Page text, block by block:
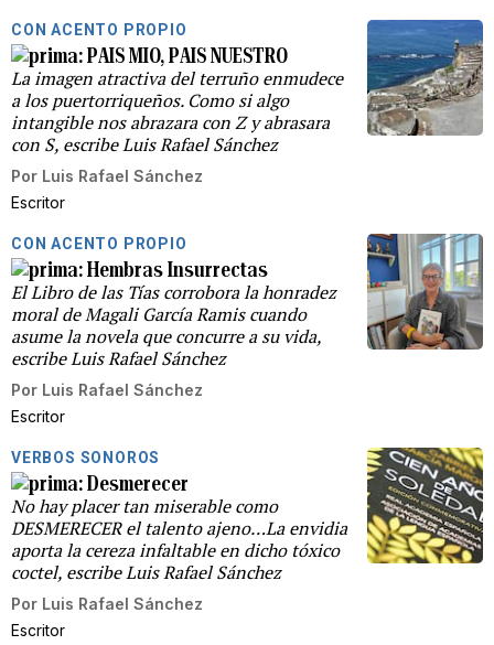
CON ACENTO PROPIO
PAIS MIO, PAIS NUESTRO
La imagen atractiva del terruño enmudece
a los puertorriqueños. Como si algo
intangible nos abrazara con Z y abrasara
con S, escribe Luis Rafael Sánchez
Por Luis Rafael Sánchez
Escritor
CON ACENTO PROPIO
Hembras Insurrectas
El Libro de las Tías corrobora la honradez
moral de Magali García Ramis cuando
asume la novela que concurre a su vida,
escribe Luis Rafael Sánchez
Por Luis Rafael Sánchez
Escritor
VERBOS SONOROS
Desmerecer
No hay placer tan miserable como
DESMERECER el talento ajeno…La envidia
aporta la cereza infaltable en dicho tóxico
coctel, escribe Luis Rafael Sánchez
Por Luis Rafael Sánchez
Escritor